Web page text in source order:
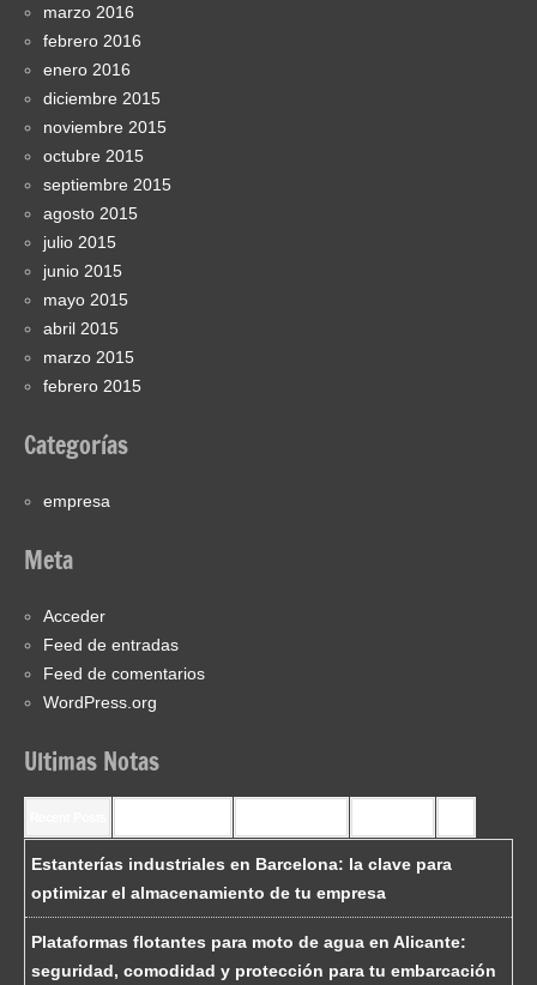
marzo 2016
febrero 2016
enero 2016
diciembre 2015
noviembre 2015
octubre 2015
septiembre 2015
agosto 2015
julio 2015
junio 2015
mayo 2015
abril 2015
marzo 2015
febrero 2015
Categorías
empresa
Meta
Acceder
Feed de entradas
Feed de comentarios
WordPress.org
Ultimas Notas
Estanterías industriales en Barcelona: la clave para
optimizar el almacenamiento de tu empresa
Plataformas flotantes para moto de agua en Alicante:
seguridad, comodidad y protección para tu embarcación